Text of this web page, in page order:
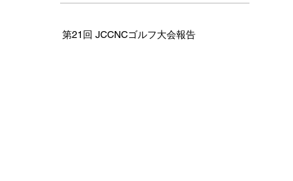
第21回 JCCNCゴルフ大会報告